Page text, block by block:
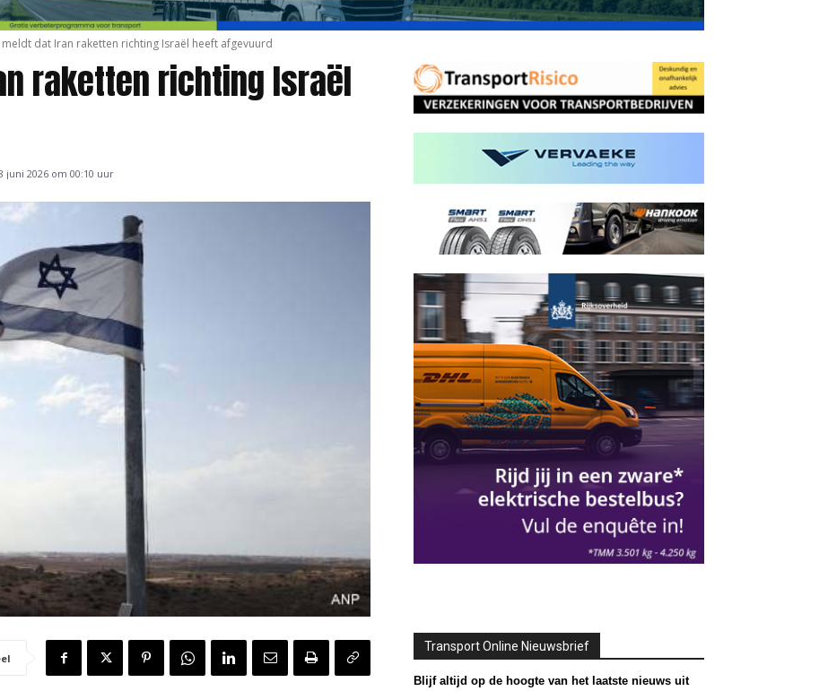
meldt dat Iran raketten richting Israël heeft afgevuurd
raketten richting Israël
juni 2026 om 00:10 uur
Transport Online Nieuwsbrief
Blijf altijd op de hoogte van het laatste nieuws uit